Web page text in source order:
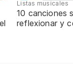
Listas musicales
10 canciones
reflexionar y